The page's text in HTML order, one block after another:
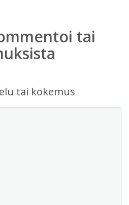
tai
tai kokemus